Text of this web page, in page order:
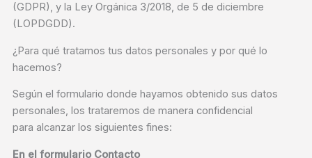
(GDPR), y la Ley Orgánica 3/2018, de 5 de diciembre
(LOPDGDD).
¿Para qué tratamos tus datos personales y por qué lo
hacemos?
Según el formulario donde hayamos obtenido sus datos
personales, los trataremos de manera confidencial
para alcanzar los siguientes fines:
En el formulario Contacto